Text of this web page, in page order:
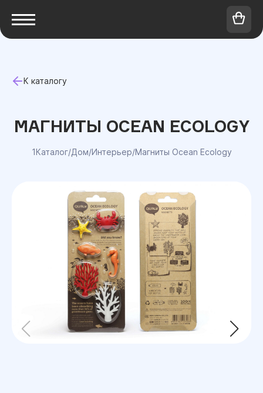
К каталогу
МАГНИТЫ OCEAN ECOLOGY
1Каталог/Дом/Интерьер/Магниты Ocean Ecology